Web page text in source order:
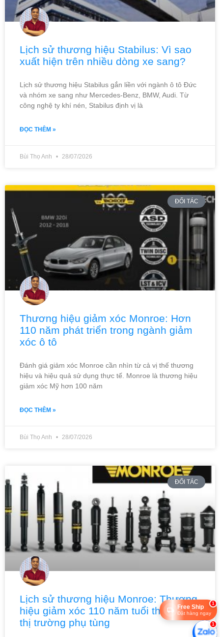
Lịch sử thương hiệu Stabilus: Vì sao
xuất hiện trên nhiều dòng xe sang?
Lịch sử thương hiệu Stabilus gắn liền với ngành ô tô Đức
và nhóm xe sang như Mercedes-Benz, BMW, Audi. Từ
công nghệ ty khí nén, Stabilus định vị là
ĐỌC THÊM »
Bùi Thọ Anh 28/07/2026
ĐỐI TÁC
Thương hiệu giảm xóc Monroe: Hơn
110 năm phát triển trong ngành giảm
xóc ô tô
Đánh giá giảm xóc Monroe cần nhìn từ cả vị thế thương
hiệu và hiệu quả sử dụng thực tế. Monroe là thương hiệu
giảm xóc Mỹ hơn 100 năm
ĐỌC THÊM »
Bùi Thọ Anh 28/07/2026
ĐỐI TÁC
Lịch sử thương hiệu Monroe: Thương
hiệu giảm xóc 110 năm tuổi thống trị
thị trường phụ tùng
1
Free Ship
Đặt hàng ngay
1